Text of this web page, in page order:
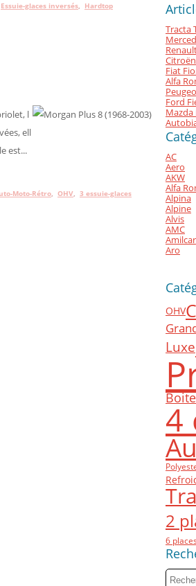
Essuie-glaces inversés, Hardtop
l
ell
est...
Moto-Rétro, OHV, 3 essuie-glaces
Tracta
Citroën
Fiat
Alfa
Ford
Mazda
AC
Aero
AKW
Alfa
Alpina
Alpine
Alvis
AMC
Amilcar
Aro
OHV
Luxe
4
2
6 places